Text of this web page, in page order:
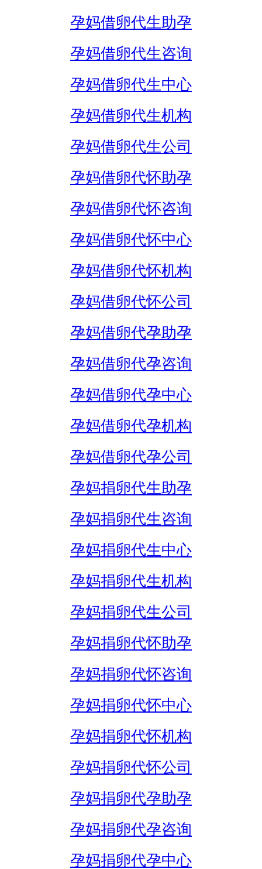
孕妈借卵代生助孕
孕妈借卵代生咨询
孕妈借卵代生中心
孕妈借卵代生机构
孕妈借卵代生公司
孕妈借卵代怀助孕
孕妈借卵代怀咨询
孕妈借卵代怀中心
孕妈借卵代怀机构
孕妈借卵代怀公司
孕妈借卵代孕助孕
孕妈借卵代孕咨询
孕妈借卵代孕中心
孕妈借卵代孕机构
孕妈借卵代孕公司
孕妈捐卵代生助孕
孕妈捐卵代生咨询
孕妈捐卵代生中心
孕妈捐卵代生机构
孕妈捐卵代生公司
孕妈捐卵代怀助孕
孕妈捐卵代怀咨询
孕妈捐卵代怀中心
孕妈捐卵代怀机构
孕妈捐卵代怀公司
孕妈捐卵代孕助孕
孕妈捐卵代孕咨询
孕妈捐卵代孕中心